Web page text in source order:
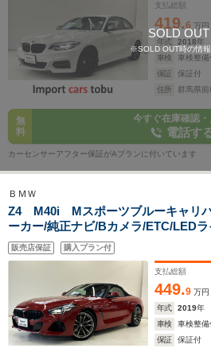
SOLD OUT
※SOLD OUT時の情
支払総額
419.6 万円
年式
2018年
車検
車検整備
保証
保証付
住所
群馬県前
無
料
今すぐ在庫確認
電話す
カーセンサーアフター保証がAプランに付いています
ＢＭＷ
Z4 M40i Mスポーツブルーキャリ
ーカー/純正ナビ/Bカメラ/ETC/LED
プレイ/アクティブクルーズコントロ
ニター/シートヒーター/パドルシフト/
販売店保証 購入プラン付
支払総額
449.9 万円
年式
2019年
車検
車検整備
保証
保証付